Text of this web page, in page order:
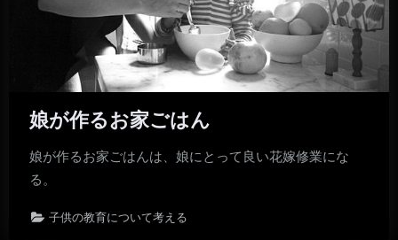
娘が作るお家ごはん
娘が作るお家ごはんは、娘にとって良い花嫁修業にな
る。
子供の教育について考える